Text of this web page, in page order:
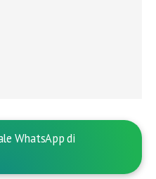
WhatsApp di